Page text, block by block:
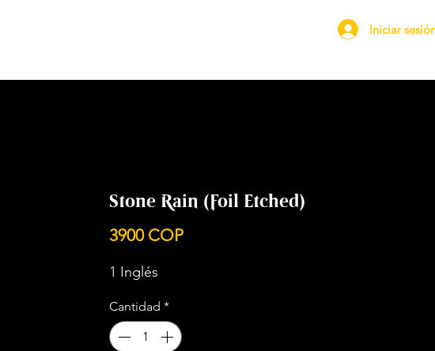
Iniciar
Stone Rain (Foil Etched)
3900 COPPrecio
1 Inglés
Cantidad *